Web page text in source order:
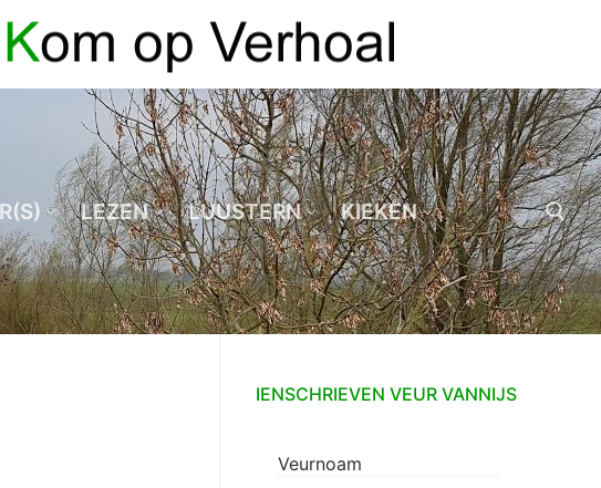
LEZEN LUUSTERN KIEKEN
Zoeken naar:
IENSCHRIEVEN VEUR VANNIJS
Veurnoam